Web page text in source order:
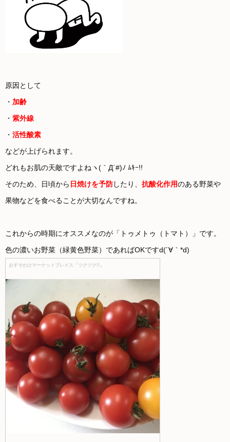
原因として
・ 加齢
・ 紫外線
・ 活性酸素
などが上げられます。
どれもお肌の天敵ですよねヽ(｀Д´#)ﾉ ﾑｷｰ!!
そのため、日頃から 日焼けを予防したり、 抗酸化作用のある野菜や
果物などを食べることが大切なんですね。
これからの時期にオススメなのが「トゥメトゥ（トマト）」です。
色の濃いお野菜（緑黄色野菜）であればOKですd(´∀｀*d)
おすそわけマーケットプレイス「ツクツク!!」